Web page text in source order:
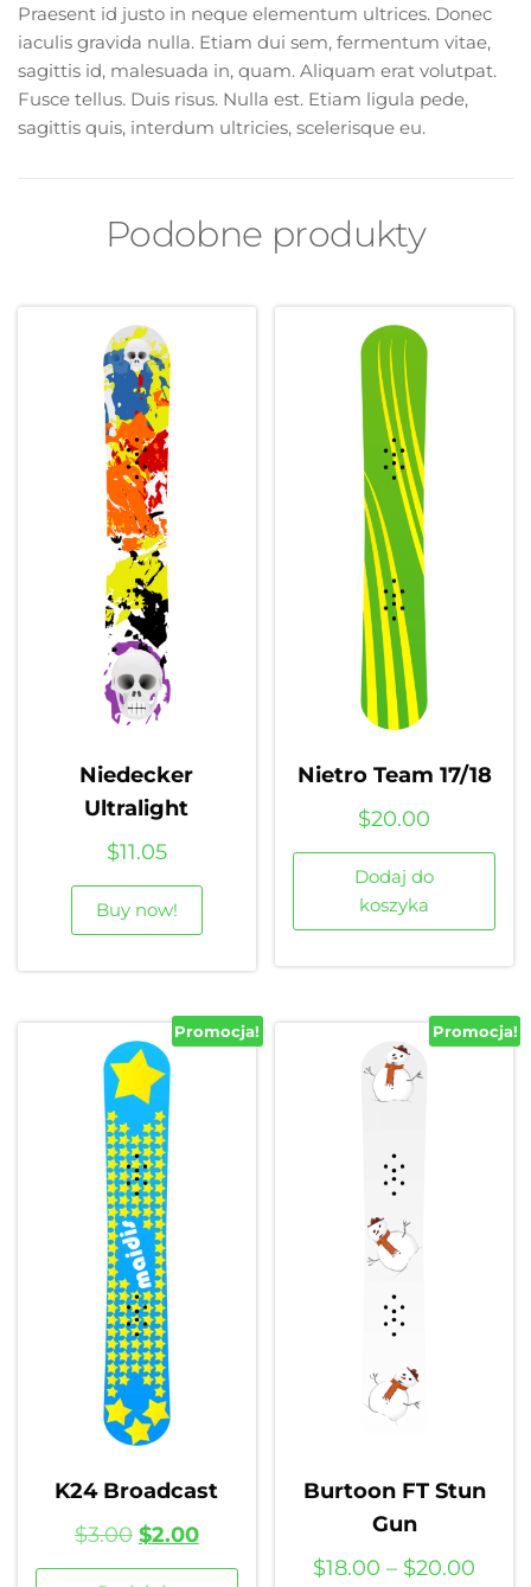
Praesent id justo in neque elementum ultrices. Donec
iaculis gravida nulla. Etiam dui sem, fermentum vitae,
sagittis id, malesuada in, quam. Aliquam erat volutpat.
Fusce tellus. Duis risus. Nulla est. Etiam ligula pede,
sagittis quis, interdum ultricies, scelerisque eu.
Podobne produkty
Niedecker
Ultralight
$11.05
Buy now!
Nietro Team 17/18
$20.00
Dodaj do
koszyka
Promocja!
K24 Broadcast
$3.00 $2.00
Promocja!
Burtoon FT Stun
Gun
$18.00 – $20.00